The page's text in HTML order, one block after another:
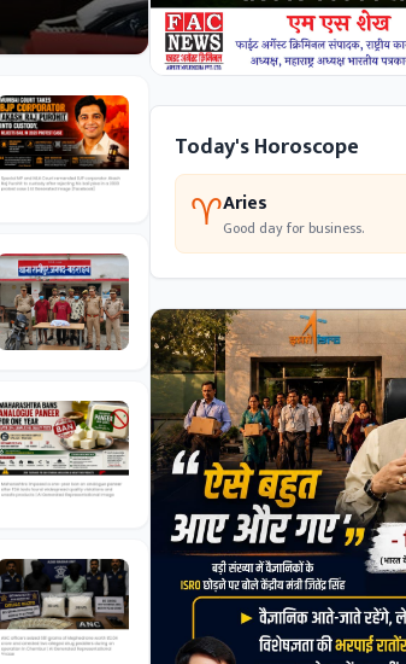
Today's Horoscope
♈Aries
Good day for business.